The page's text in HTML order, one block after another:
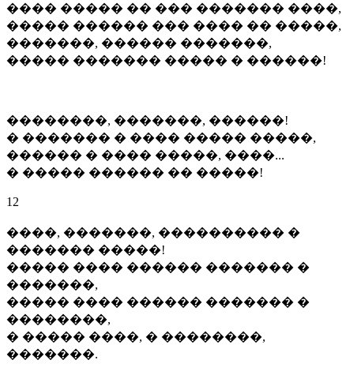
���� ����� �� ��� ������� ����,
����� ������ ��� ���� �� �����,
�������, ������ �������,
����� ������� ����� � ������!
��������, �������, ������!
� ������� � ���� ����� �����,
������ � ���� �����, ����...
� ����� ������ �� �����!
12
����, �������, ���������� �
������� �����!
����� ���� ������ ������� �
�������,
����� ���� ������ ������� �
��������,
� ����� ����, � ��������,
�������.